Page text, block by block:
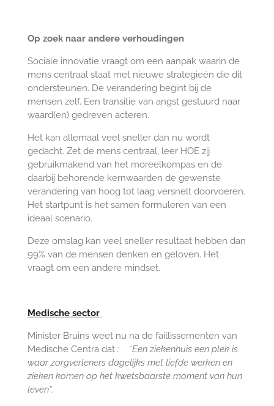
Op zoek naar andere verhoudingen
Sociale innovatie vraagt om een aanpak waarin de
mens centraal staat met nieuwe strategieën die dit
ondersteunen. De verandering begint bij de
mensen zelf. Een transitie van angst gestuurd naar
waard(en) gedreven acteren.
Het kan allemaal veel sneller dan nu wordt
gedacht. Zet de mens centraal, leer HOE zij
gebruikmakend van het moreelkompas en de
daarbij behorende kernwaarden de gewenste
verandering van hoog tot laag versnelt doorvoeren.
Het startpunt is het samen formuleren van een
ideaal scenario.
Deze omslag kan veel sneller resultaat hebben dan
99% van de mensen denken en geloven. Het
vraagt om een andere mindset.
Medische sector
Minister Bruins weet nu na de faillissementen van
Medische Centra dat : “Een ziekenhuis een plek is
waar zorgverleners dagelijks met liefde werken en
zieken komen op het kwetsbaarste moment van hun
leven”.